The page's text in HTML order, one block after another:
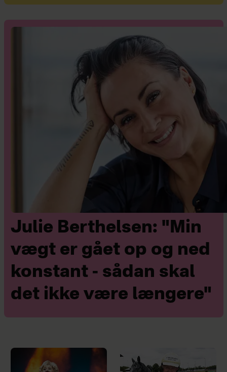
Julie Berthelsen: "Min
vægt er gået op og ned
konstant - sådan skal
det ikke være længere"